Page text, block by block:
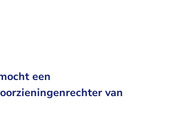
een
van